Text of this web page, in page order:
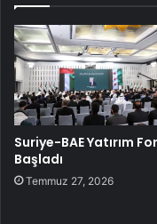
Suriye-BAE Yatırım
Başladı
Temmuz 27, 2026